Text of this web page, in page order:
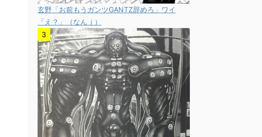
玄野「お前もうガンツGANTZ辞めろ」ワイ
「え？」（なんｊ）